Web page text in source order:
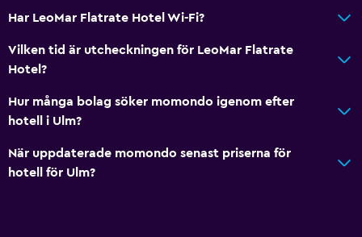
Har LeoMar Flatrate Hotel Wi-Fi?
Vilken tid är utcheckningen för LeoMar Flatrate
Hotel?
Hur många bolag söker momondo igenom efter
hotell i Ulm?
När uppdaterade momondo senast priserna för
hotell för Ulm?